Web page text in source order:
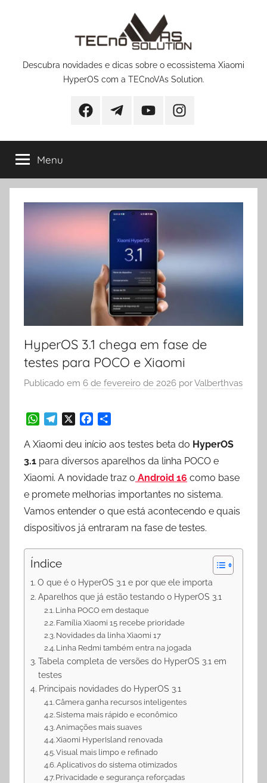
Descubra novidades e dicas sobre o ecossistema Xiaomi
HyperOS com a TECnoVAs Solution.
FacebookTelegramYouTubeInstagram
Menu
HyperOS 3.1 chega em fase de
testes para POCO e Xiaomi
Publicado em 6 de fevereiro de 2026 porValberthvas
h
a
t
s
A
p
p
e
l
g
r
a
m
a
c
e
b
o
o
k
h
a
r
e
A Xiaomi deu início aos testes beta do HyperOS
3.1 para diversos aparelhos da linha POCO e
Xiaomi. A novidade traz o Android 16 como base
e promete melhorias importantes no sistema.
Vamos entender o que está acontecendo e quais
dispositivos já entraram na fase de testes.
Índice
O que é o HyperOS 3.1 e por que ele importa
Aparelhos que já estão testando o HyperOS 3.1
Linha POCO em destaque
Família Xiaomi 15 recebe prioridade
Novidades da linha Xiaomi 17
Linha Redmi também entra na jogada
Tabela completa de versões do HyperOS 3.1 em
testes
Principais novidades do HyperOS 3.1
Câmera ganha recursos inteligentes
Sistema mais rápido e econômico
Animações mais suaves
Xiaomi HyperIsland renovada
Visual mais limpo e refinado
Aplicativos do sistema otimizados
Privacidade e segurança reforçadas